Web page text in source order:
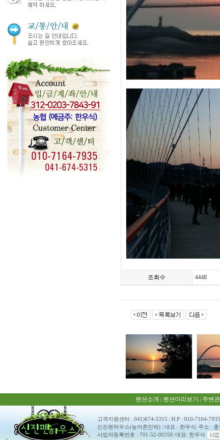
조회수 4448
펜션소개 | 펜션미리보기 | 주변
고객지원센터 : 041)674-5315 | H.P : 010-7164-7935
신진펜하우스(농어촌민박) | 대표 : 한우식| 주소 :
사업자등록번호 : 701-52-00359 대표: 한우식